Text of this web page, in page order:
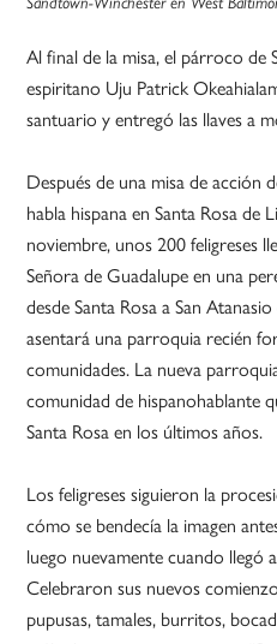
Al final de la misa, el párroco de
espiritano Uju Patrick
santuario y entregó las llaves a
Después de una misa de acción
habla hispana en Santa Rosa de
noviembre, unos 200 feligreses
Señora de Guadalupe en una
desde Santa Rosa a San
asentará una parroquia recién
comunidades. La nueva
comunidad de hispanohablante
Santa Rosa en los últimos años.
Los feligreses siguieron la
cómo se bendecía la imagen
luego nuevamente cuando llegó
Celebraron sus nuevos
pupusas, tamales, burritos,